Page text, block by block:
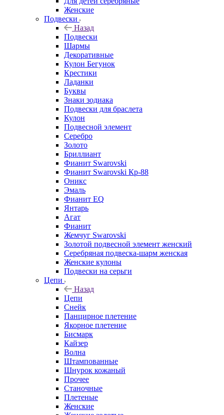
Женские
Подвески
Назад
Подвески
Шармы
Декоративные
Кулон Бегунок
Крестики
Ладанки
Буквы
Знаки зодиака
Подвески для браслета
Кулон
Подвесной элемент
Серебро
Золото
Бриллиант
Фианит Swarovski
Фианит Swarovski Кр-88
Оникс
Эмаль
Фианит EQ
Янтарь
Агат
Фианит
Жемчуг Swarovski
Золотой подвесной элемент женcкий
Серебряная подвеска-шарм женская
Женские кулоны
Подвески на серьги
Цепи
Назад
Цепи
Снейк
Панцирное плетение
Якорное плетение
Бисмарк
Кайзер
Волна
Штампованные
Шнурок кожаный
Прочее
Станочные
Плетеные
Женские